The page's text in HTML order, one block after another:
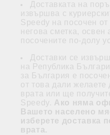
Доставката на
извършва с
Speedy на посочен
негова сметка, освен
посочените по-долу
Доставки се
на Република
за България е
от това дали
врата или ще
Speedy. Ако няма
Вашето населено
изберете доставка
врата.